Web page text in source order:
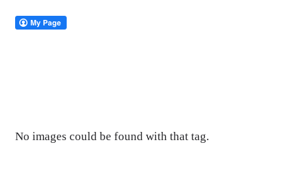
No images could be found with that tag.